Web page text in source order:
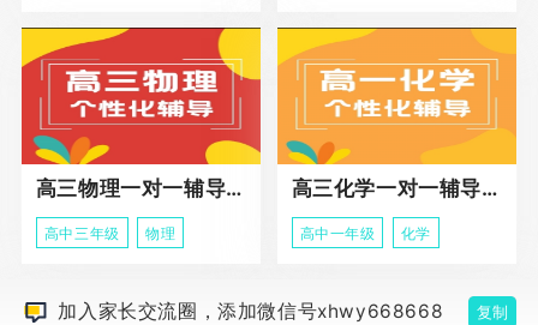
高三物理一对一辅导课程
高中三年级 物理
高三化学一对一辅导课程
高中一年级 化学
加入家长交流圈，添加微信号xhwy668668 复制